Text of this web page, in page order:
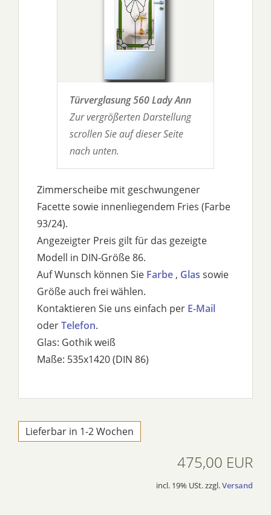
Türverglasung 560 Lady Ann
Zur vergrößerten Darstellung
scrollen Sie auf dieser Seite
nach unten.
Zimmerscheibe mit geschwungener
Facette sowie innenliegendem Fries (Farbe
93/24).
Angezeigter Preis gilt für das gezeigte
Modell in DIN-Größe 86.
Auf Wunsch können Sie Farbe , Glas sowie
Größe auch frei wählen.
Kontaktieren Sie uns einfach per E-Mail
oderTelefon.
Glas: Gothik weiß
Maße: 535x1420 (DIN 86)
Lieferbar in 1-2 Wochen
475,00 EUR
incl. 19% USt. zzgl.Versand